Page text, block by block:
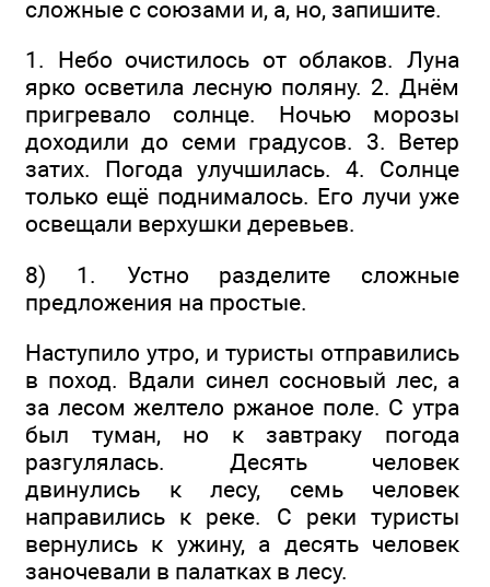
сложные с союзами и, а, но, запишите.
1. Небо очистилось от облаков. Луна
ярко осветила лесную поляну. 2. Днём
пригревало солнце. Ночью морозы
доходили до семи градусов. 3. Ветер
затих. Погода улучшилась. 4. Солнце
только ещё поднималось. Его лучи уже
освещали верхушки деревьев.
8) 1. Устно разделите сложные
предложения на простые.
Наступило утро, и туристы отправились
в поход. Вдали синел сосновый лес, а
за лесом желтело ржаное поле. С утра
был туман, но к завтраку погода
разгулялась. Десять человек
двинулись к лесу, семь человек
направились к реке. С реки туристы
вернулись к ужину, а десять человек
заночевали в палатках в лесу.